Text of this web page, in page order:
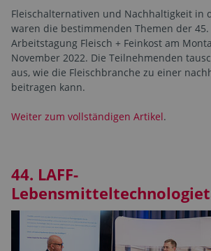
Fleischalternativen und Nachhaltigkeit in
waren die bestimmenden Themen der 45.
Arbeitstagung Fleisch + Feinkost am
November 2022. Die Teilnehmenden
aus, wie die Fleischbranche zu einer
beitragen kann.
Weiter zum vollständigen Artikel.
44. LAFF-